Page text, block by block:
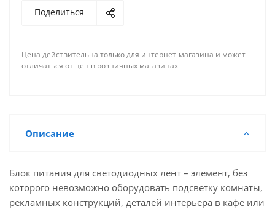
Поделиться
Цена действительна только для интернет-магазина и может
отличаться от цен в розничных магазинах
Описание
Блок питания для светодиодных лент – элемент, без
которого невозможно оборудовать подсветку комнаты,
рекламных конструкций, деталей интерьера в кафе или